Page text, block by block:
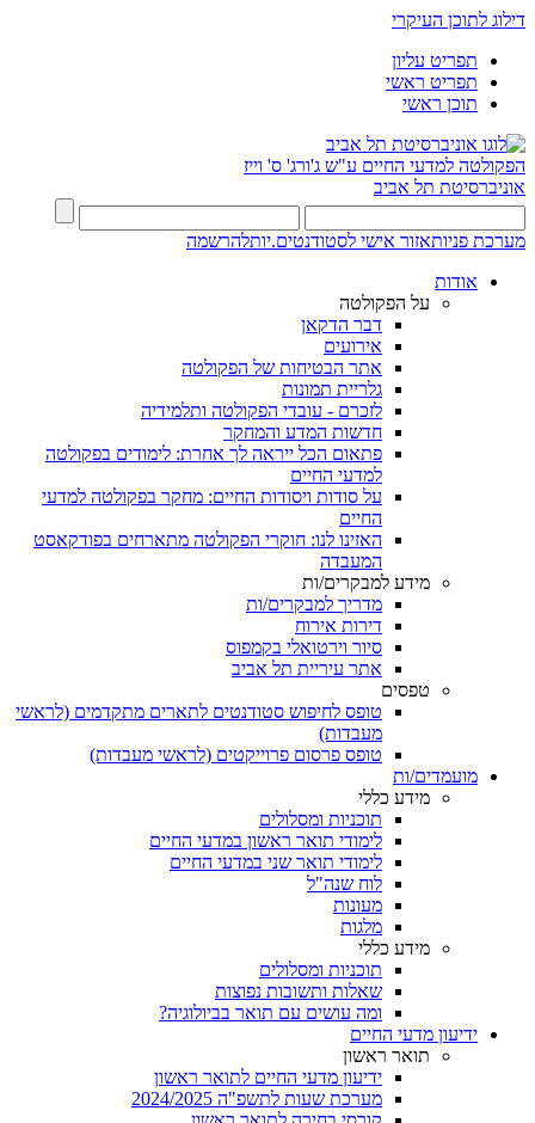
דילוג לתוכן העיקרי
תפריט עליון
תפריט ראשי
תוכן ראשי
הפקולטה למדעי החיים ע"ש ג'ורג' ס' וייז
אוניברסיטת תל אביב
מערכת פניותאזור אישי לסטודנטים.יותלהרשמה
אודות
על הפקולטה
דבר הדקאן
אירועים
אתר הבטיחות של הפקולטה
גלריית תמונות
לזכרם - עובדי הפקולטה ותלמידיה
חדשות המדע והמחקר
פתאום הכל ייראה לך אחרת: לימודים בפקולטה
למדעי החיים
על סודות ויסודות החיים: מחקר בפקולטה למדעי
החיים
האזינו לנו: חוקרי הפקולטה מתארחים בפודקאסט
המעבדה
מידע למבקרים/ות
מדריך למבקרים/ות
דירות אירוח
סיור וירטואלי בקמפוס
אתר עיריית תל אביב
טפסים
טופס לחיפוש סטודנטים לתארים מתקדמים (לראשי
מעבדות)
טופס פרסום פרוייקטים (לראשי מעבדות)
מועמדים/ות
מידע כללי
תוכניות ומסלולים
לימודי תואר ראשון במדעי החיים
לימודי תואר שני במדעי החיים
לוח שנה"ל
מעונות
מלגות
מידע כללי
תוכניות ומסלולים
שאלות ותשובות נפוצות
ומה עושים עם תואר בביולוגיה?
ידיעון מדעי החיים
תואר ראשון
ידיעון מדעי החיים לתואר ראשון
מערכת שעות לתשפ"ה 2024/2025